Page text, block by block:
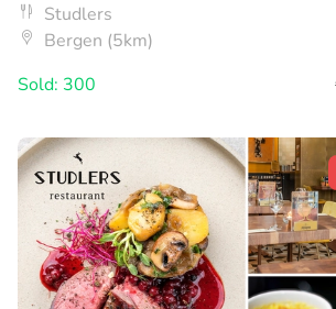
Studlers
Bergen (5km)
Sold: 300